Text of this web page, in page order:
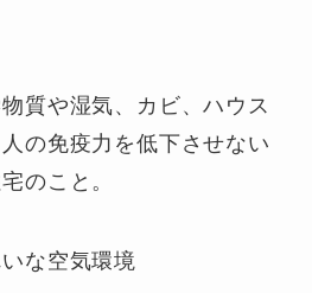
質や湿気、カビ、ハウス
の免疫力を低下させない
のこと。
な空気環境